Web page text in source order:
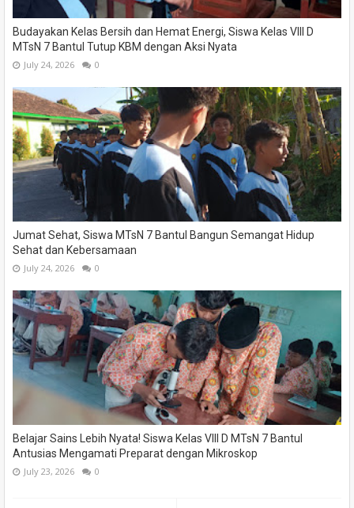
Budayakan Kelas Bersih dan Hemat Energi, Siswa Kelas VIII D
MTsN 7 Bantul Tutup KBM dengan Aksi Nyata
July 24, 2026 0
Jumat Sehat, Siswa MTsN 7 Bantul Bangun Semangat Hidup
Sehat dan Kebersamaan
July 24, 2026 0
Belajar Sains Lebih Nyata! Siswa Kelas VIII D MTsN 7 Bantul
Antusias Mengamati Preparat dengan Mikroskop
July 23, 2026 0